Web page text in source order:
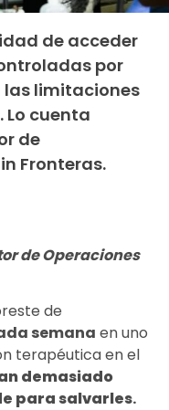
de acceder
por
limitaciones
Lo cuenta
de
Fronteras.
de Operaciones
de
semana en uno
terapéutica en el
demasiado
para salvarles.